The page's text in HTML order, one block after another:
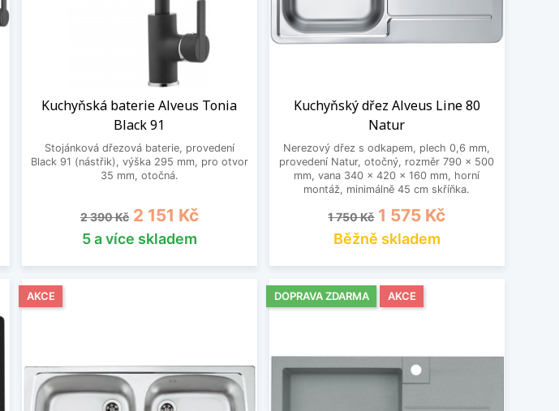
Kuchyňská baterie Alveus Tonia
Black 91
Stojánková dřezová baterie, provedení
Black 91 (nástřik), výška 295 mm, pro otvor
35 mm, otočná.
Běžná cena
2 390 Kč Cena
2 151 Kč
5 a více skladem
Kuchyňský dřez Alveus Line 80
Natur
Nerezový dřez s odkapem, plech 0,6 mm,
provedení Natur, otočný, rozměr 790 x 500
mm, vana 340 x 420 x 160 mm, horní
montáž, minimálně 45 cm skříňka.
Běžná cena
1 750 Kč Cena
1 575 Kč
Běžně skladem
AKCE DOPRAVA ZDARMA AKCE